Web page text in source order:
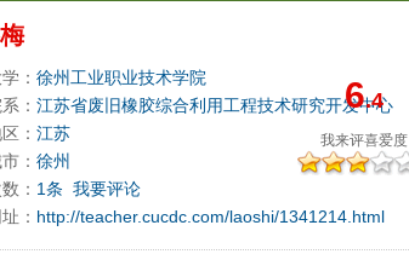
6.4
我来评喜爱度
： 徐州工业职业技术学院
： 江苏省废旧橡胶综合利用工程技术研究开发中心
： 江苏
： 徐州
： 1条 我要评论
： http://teacher.cucdc.com/laoshi/1341214.html